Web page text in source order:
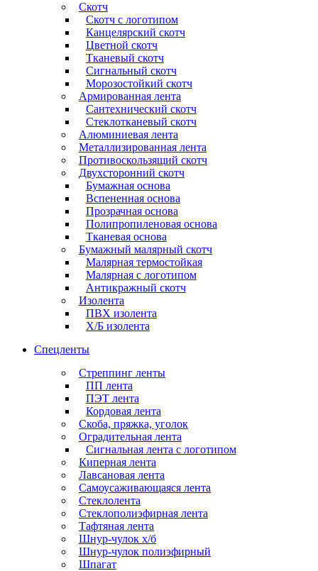
Скотч
Скотч с логотипом
Канцелярский скотч
Цветной скотч
Тканевый скотч
Сигнальный скотч
Морозостойкий скотч
Армированная лента
Сантехнический скотч
Стеклотканевый скотч
Алюминиевая лента
Металлизированная лента
Противоскользящий скотч
Двухсторонний скотч
Бумажная основа
Вспененная основа
Прозрачная основа
Полипропиленовая основа
Тканевая основа
Бумажный малярный скотч
Малярная термостойкая
Малярная с логотипом
Антикражный скотч
Изолента
ПВХ изолента
Х/Б изолента
Спецленты
Стреппинг ленты
ПП лента
ПЭТ лента
Кордовая лента
Скоба, пряжка, уголок
Оградительная лента
Сигнальная лента с логотипом
Киперная лента
Лавсановая лента
Самоусаживающаяся лента
Стеклолента
Стеклополиэфирная лента
Тафтяная лента
Шнур-чулок х/б
Шнур-чулок полиэфирный
Шпагат